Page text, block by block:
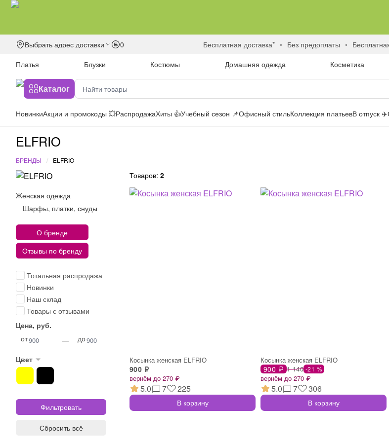
Выбрать адрес доставки 0 бесплатная доставка* без предоплаты
Платья
Блузки Костюмы Домашняя одежда Косметика
Каталог
НовинкиАкции и промокоды 💥РаспродажаХиты 👍Учебный сезон 📌Офисный стильКоллекция платьевВ отпуск ✈️
ELFRIO
БРЕНДЫ ELFRIO
Женская одежда
Шарфы, платки, снуды
О бренде
Отзывы по бренду
Тотальная распродажа
Новинки
Наш склад
Товары с отзывами
Цена, руб.
от
— до
Цвет
Сбросить всё
Товаров: 2
Косынка женская ELFRIO
900 ₽
вернём до 270 ₽
5.0 7 225
В корзину
Косынка женская ELFRIO
900 ₽ 1 140 -21 %
вернём до 270 ₽
5.0 7 306
В корзину